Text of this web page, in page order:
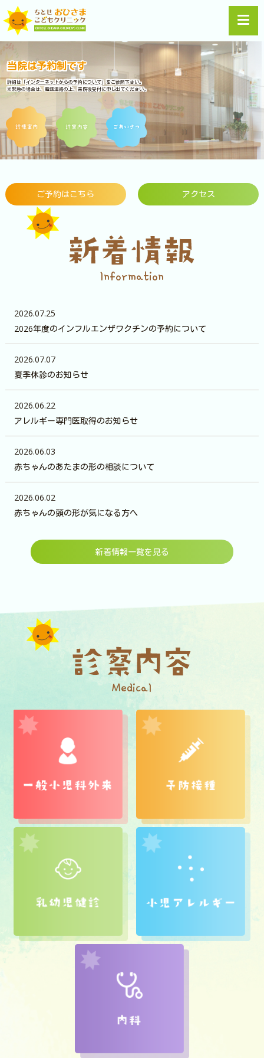
当院は予約制です
詳細は「インターネットからの予約について」をご参照下さい。
※緊急の場合は、電話連絡の上、来院後受付に申し出てください。
ご予約はこちら アクセス
Information
2026.07.25
2026年度のインフルエンザワクチンの予約について
2026.07.07
夏季休診のお知らせ
2026.06.22
アレルギー専門医取得のお知らせ
2026.06.03
赤ちゃんのあたまの形の相談について
2026.06.02
赤ちゃんの頭の形が気になる方へ
新着情報一覧を見る
Medical